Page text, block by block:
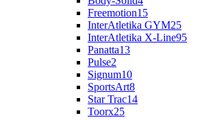
Freemotion15
InterAtletika GYM25
InterAtletika X-Line95
Panatta13
Pulse2
Signum10
SportsArt8
Star Trac14
Toorx25